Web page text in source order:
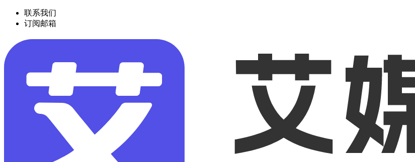
联系我们
订阅邮箱